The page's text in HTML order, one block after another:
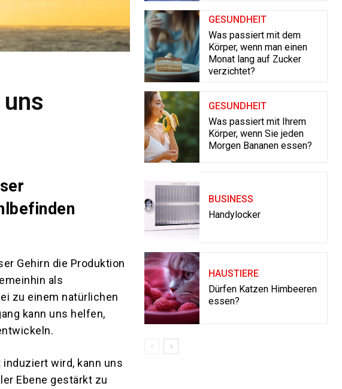
Gehirn die Produktion
als
zu einem natürlichen
kann uns helfen,
wird, kann uns
Ebene gestärkt zu
GESUNDHEIT
Was passiert mit dem
Körper, wenn man einen
Monat lang auf Zucker
verzichtet?
GESUNDHEIT
Was passiert mit Ihrem
Körper, wenn Sie jeden
Morgen Bananen essen?
BUSINESS
Handylocker
HAUSTIERE
Dürfen Katzen Himbeeren
essen?